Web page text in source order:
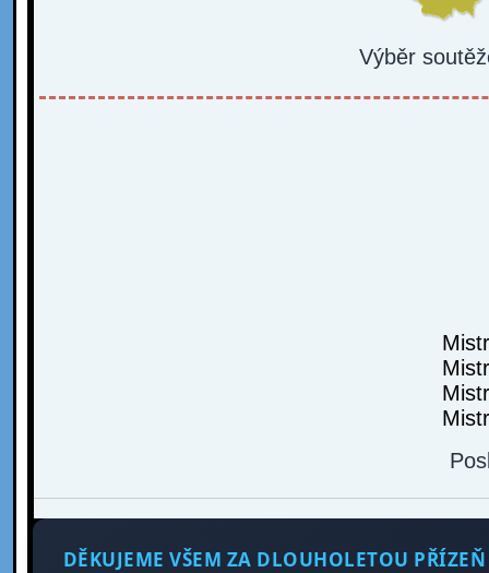
Výběr
DĚKUJEME VŠEM ZA DLOUHOLETOU PŘÍZEŇ